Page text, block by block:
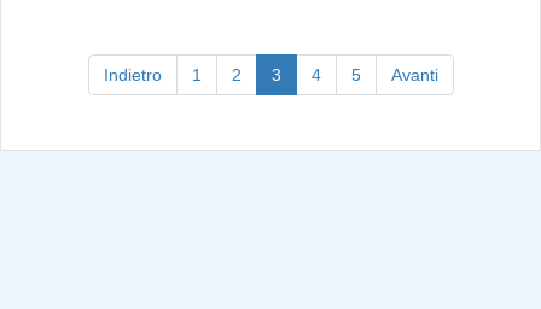
Indietro 1 2 3(current)
4 5 Avanti